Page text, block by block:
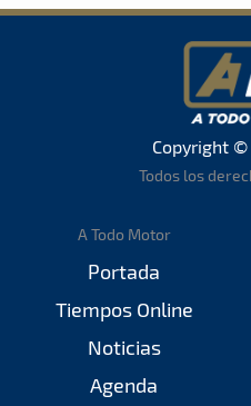
Copyright ©
Todos los
A Todo Motor
Portada
Tiempos Online
Noticias
Agenda